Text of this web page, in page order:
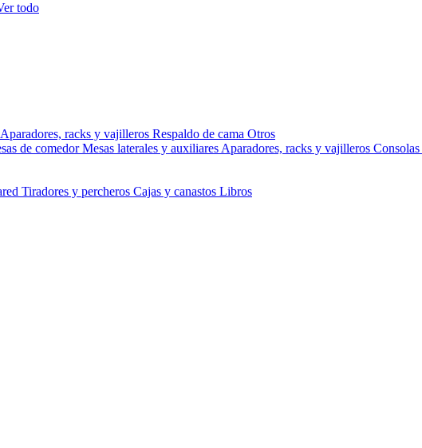
todo
Aparadores, racks y vajilleros Respaldo de cama Otros
de comedorMesas laterales y auxiliares Aparadores, racks y vajilleros Consolas
Tiradores y percheros Cajas y canastos Libros